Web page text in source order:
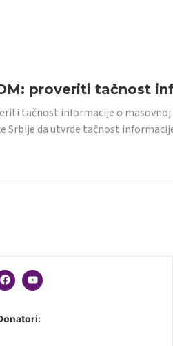
proveriti tačnost
tačnost informacije o
Srbije da utvrde tačnost